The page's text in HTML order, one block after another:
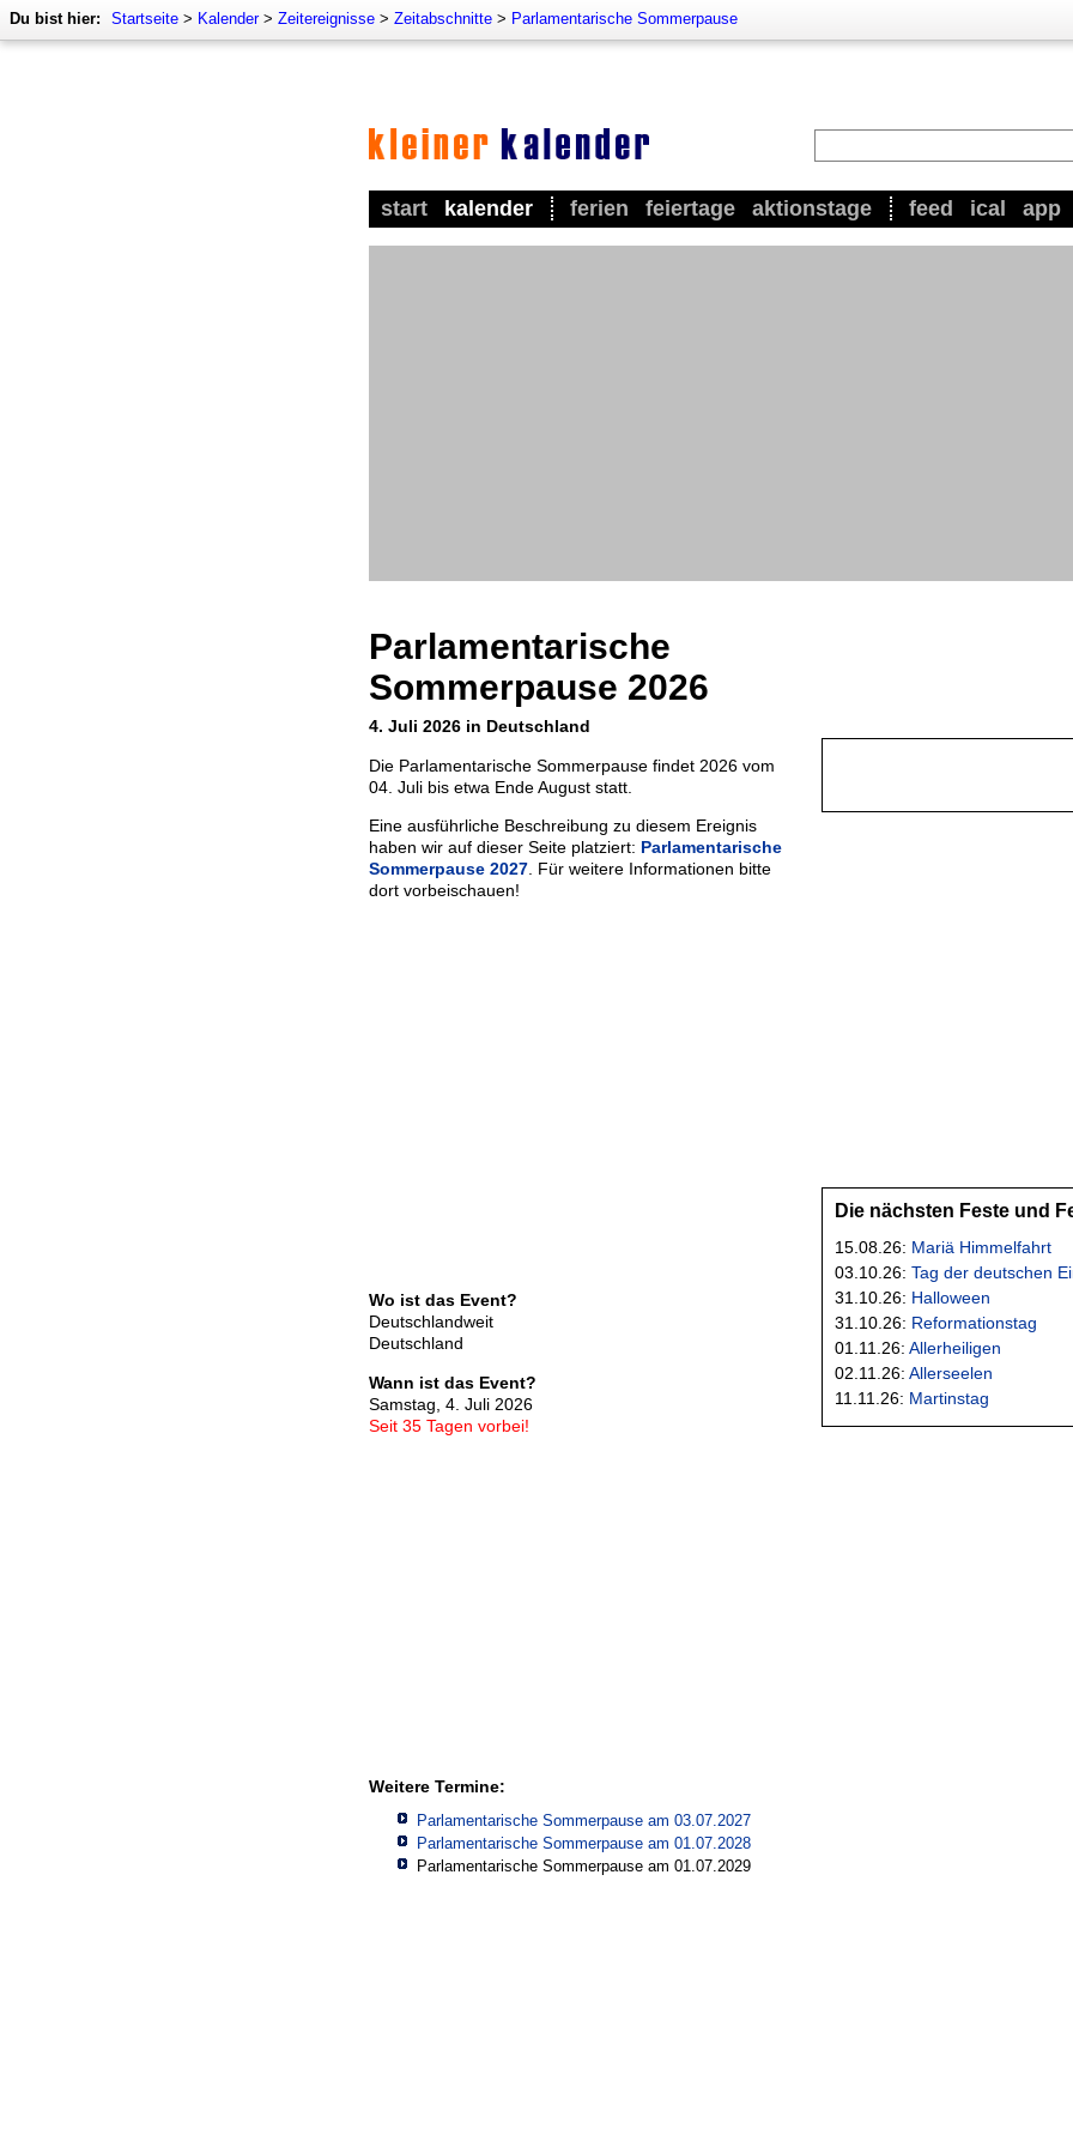
Du bist hier: Startseite > Kalender> Zeitereignisse > Zeitabschnitte > Parlamentarische Sommerpause
start kalender ferien feiertage aktionstage feed ical app
Parlamentarische
Sommerpause 2026
4. Juli 2026 in Deutschland
Die Parlamentarische Sommerpause findet 2026 vom
04. Juli bis etwa Ende August statt.
Eine ausführliche Beschreibung zu diesem Ereignis
haben wir auf dieser Seite platziert: Parlamentarische
Sommerpause 2027 . Für weitere Informationen bitte
dort vorbeischauen!
Wo ist das Event?
Deutschlandweit
Deutschland
Wann ist das Event?
Samstag, 4. Juli 2026
Seit 35 Tagen vorbei!
Weitere Termine:
Parlamentarische Sommerpause am 03.07.2027
Parlamentarische Sommerpause am 01.07.2028
Parlamentarische Sommerpause am 01.07.2029
Die nächsten Feste und
15.08.26: Mariä Himmelfahrt
03.10.26: Tag der deutschen
31.10.26: Halloween
31.10.26: Reformationstag
01.11.26: Allerheiligen
02.11.26: Allerseelen
11.11.26: Martinstag